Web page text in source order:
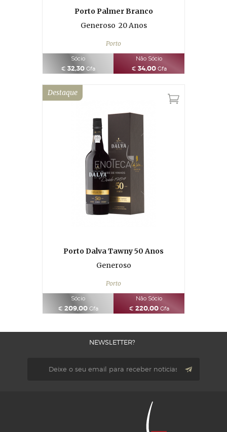
Porto Palmer Branco
Generoso 20 Anos
Porto
Sócio
€ 32,30 Gfa
Não Sócio
€ 34,00 Gfa
Destaque
Porto Dalva Tawny 50 Anos
Generoso
Porto
Sócio
€ 209,00 Gfa
Não Sócio
€ 220,00 Gfa
NEWSLETTER?